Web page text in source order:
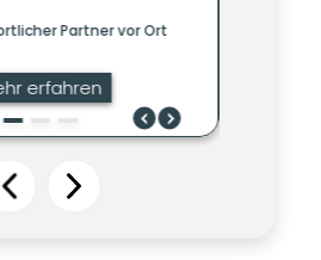
soll
umgelegt